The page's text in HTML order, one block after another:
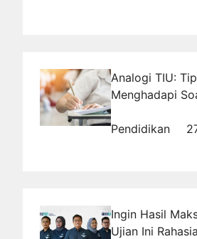
Analogi TIU:
Menghadapi
Pendidikan
Ingin Hasil
Ujian Ini